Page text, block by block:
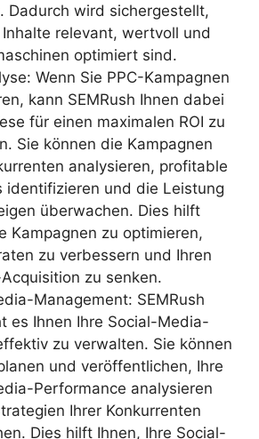
Dadurch wird sichergestellt,
relevant, wertvoll und
optimiert sind.
Wenn Sie PPC-Kampagnen
kann SEMRush Ihnen dabei
für einen maximalen ROI zu
Sie können die Kampagnen
analysieren, profitable
identifizieren und die Leistung
überwachen. Dies hilft
Kampagnen zu optimieren,
zu verbessern und Ihren
zu senken.
Management: SEMRush
es Ihnen Ihre Social-Media-
zu verwalten. Sie können
und veröffentlichen, Ihre
Performance analysieren
Ihrer Konkurrenten
Dies hilft Ihnen, Ihre Social-